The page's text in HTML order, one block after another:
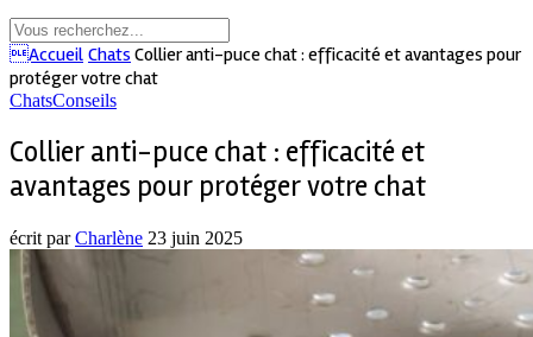
Accueil Chats Collier anti-puce chat : efficacité et avantages pour
protéger votre chat
ChatsConseils
Collier anti-puce chat : efficacité et
avantages pour protéger votre chat
écrit parCharlène 23 juin 2025